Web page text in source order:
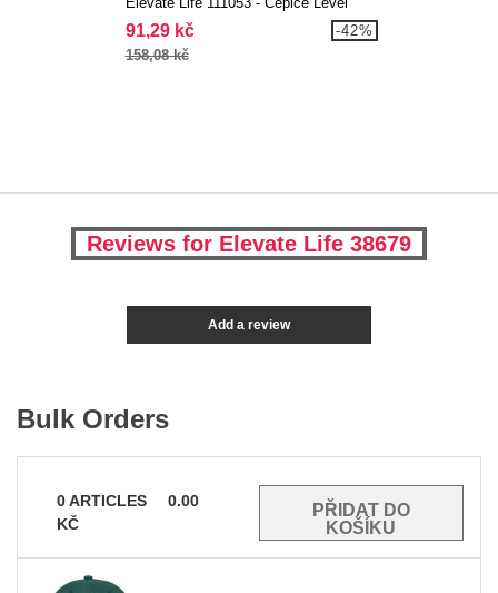
91,29 kč
158,08 kč
-42%
Reviews for Elevate Life 38679
Add a review
Bulk Orders
0ARTICLES
0.00
KČ